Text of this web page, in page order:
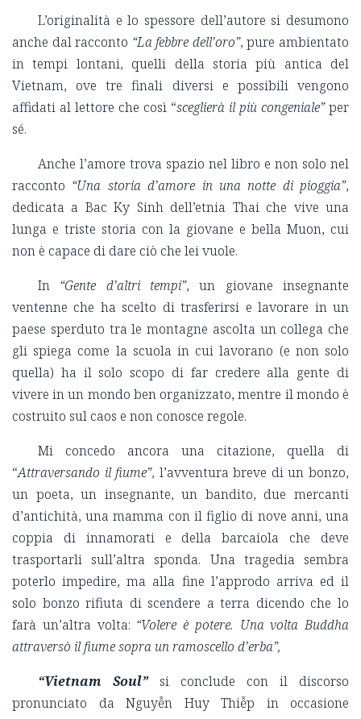
L’originalità e lo spessore dell’autore si desumono
anche dal racconto “La febbre dell’oro”, pure ambientato
in tempi lontani, quelli della storia più antica del
Vietnam, ove tre finali diversi e possibili vengono
affidati al lettore che così “sceglierà il più congeniale”per
sé.
Anche l’amore trova spazio nel libro e non solo nel
racconto “Una storia d’amore in una notte di pioggia”,
dedicata a Bac Ky Sinh dell’etnia Thai che vive una
lunga e triste storia con la giovane e bella Muon, cui
non è capace di dare ciò che lei vuole.
In “Gente d’altri tempi”, un giovane insegnante
ventenne che ha scelto di trasferirsi e lavorare in un
paese sperduto tra le montagne ascolta un collega che
gli spiega come la scuola in cui lavorano (e non solo
quella) ha il solo scopo di far credere alla gente di
vivere in un mondo ben organizzato, mentre il mondo è
costruito sul caos e non conosce regole.
Mi concedo ancora una citazione, quella di
“Attraversando il fiume”, l’avventura breve di un bonzo,
un poeta, un insegnante, un bandito, due mercanti
d’antichità, una mamma con il figlio di nove anni, una
coppia di innamorati e della barcaiola che deve
trasportarli sull’altra sponda. Una tragedia sembra
poterlo impedire, ma alla fine l’approdo arriva ed il
solo bonzo rifiuta di scendere a terra dicendo che lo
farà un’altra volta: “Volere è potere. Una volta Buddha
attraversò il fiume sopra un ramoscello d’erba”,
“Vietnam Soul” si conclude con il discorso
pronunciato da Nguyễn Huy Thiễp in occasione